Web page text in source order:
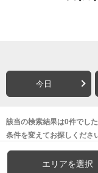
今日
該当の検索結果は0件でした
条件を変えてお探しくださ
エリアを選択